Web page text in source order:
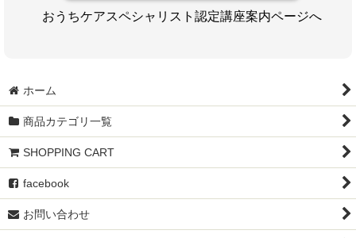
おうちケアスペシャリスト認定講座案内ページへ
ホーム
商品カテゴリ一覧
SHOPPING CART
facebook
お問い合わせ